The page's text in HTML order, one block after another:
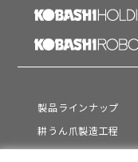
製品ラインナップ
耕うん爪製造工程
サポート